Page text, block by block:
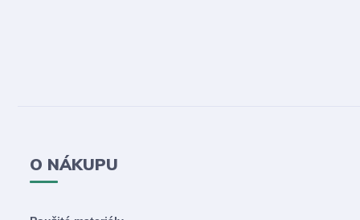
O NÁKUPU